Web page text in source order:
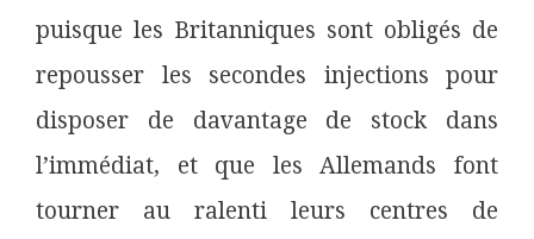
puisque les Britanniques sont obligés de
repousser les secondes injections pour
disposer de davantage de stock dans
l’immédiat, et que les Allemands font
tourner au ralenti leurs centres de